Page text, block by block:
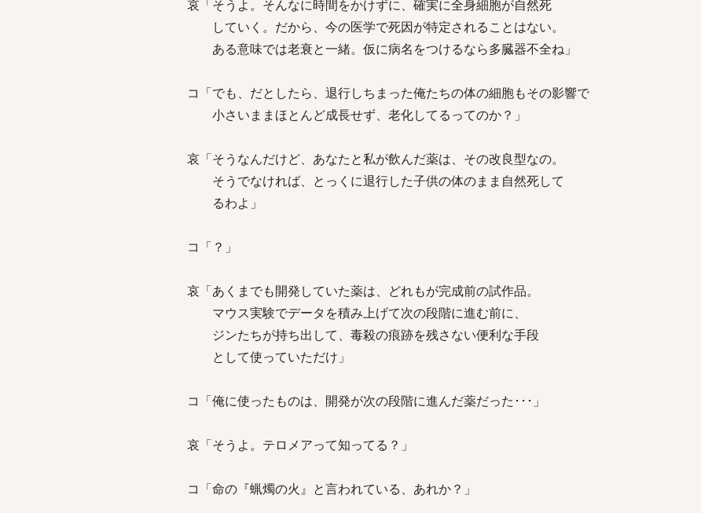
哀「そうよ。そんなに時間をかけずに、確実に全身細胞が自然死
していく。だから、今の医学で死因が特定されることはない。
ある意味では老衰と一緒。仮に病名をつけるなら多臓器不全ね」
コ「でも、だとしたら、退行しちまった俺たちの体の細胞もその影響で
小さいままほとんど成長せず、老化してるってのか？」
哀「そうなんだけど、あなたと私が飲んだ薬は、その改良型なの。
そうでなければ、とっくに退行した子供の体のまま自然死して
るわよ」
コ「？」
哀「あくまでも開発していた薬は、どれもが完成前の試作品。
マウス実験でデータを積み上げて次の段階に進む前に、
ジンたちが持ち出して、毒殺の痕跡を残さない便利な手段
として使っていただけ」
コ「俺に使ったものは、開発が次の段階に進んだ薬だった･･･」
哀「そうよ。テロメアって知ってる？」
コ「命の『蝋燭の火』と言われている、あれか？」